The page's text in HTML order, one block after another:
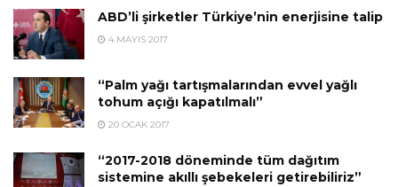
ABD’li şirketler Türkiye’nin enerjisine talip
4 MAYIS 2017
“Palm yağı tartışmalarından evvel yağlı
tohum açığı kapatılmalı”
20 OCAK 2017
“2017-2018 döneminde tüm dağıtım
sistemine akıllı şebekeleri getirebiliriz”